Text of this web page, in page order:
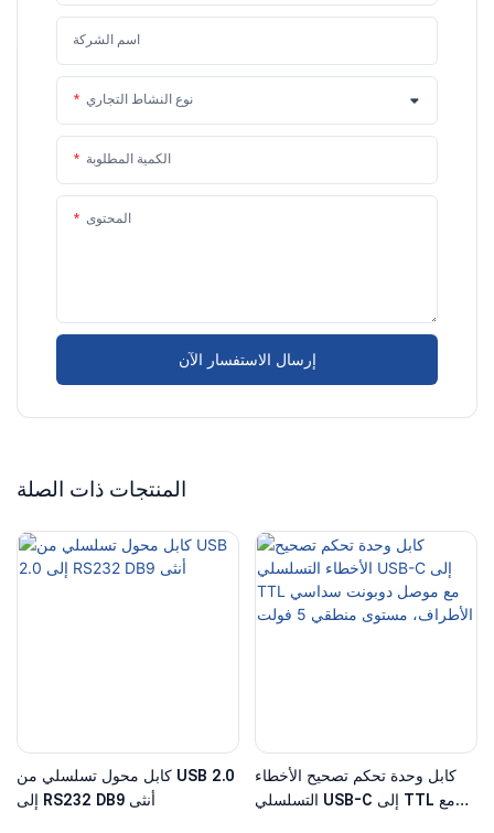
اسم الشركة
نوع النشاط التجاري
الكمية المطلوبة
المحتوى
إرسال الاستفسار الآن
المنتجات ذات الصلة
كابل محول تسلسلي من USB 2.0
إلى RS232 DB9 أنثى
كابل وحدة تحكم تصحيح الأخطاء
التسلسلي USB-C إلى TTL مع